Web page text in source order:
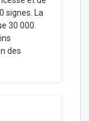
signes. La
30 000.
des